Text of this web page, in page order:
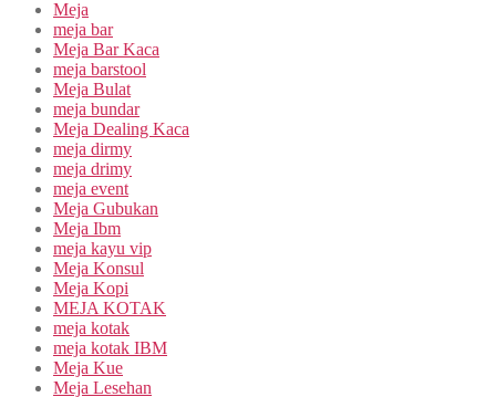
Meja
meja bar
Meja Bar Kaca
meja barstool
Meja Bulat
meja bundar
Meja Dealing Kaca
meja dirmy
meja drimy
meja event
Meja Gubukan
Meja Ibm
meja kayu vip
Meja Konsul
Meja Kopi
MEJA KOTAK
meja kotak
meja kotak IBM
Meja Kue
Meja Lesehan